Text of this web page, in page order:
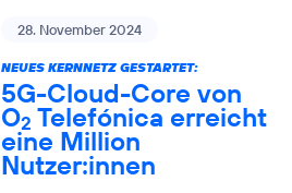
28. November 2024
NEUES KERNNETZ GESTARTET:
5G-Cloud-Core von
O2 Telefónica erreicht
eine Million
Nutzer:innen